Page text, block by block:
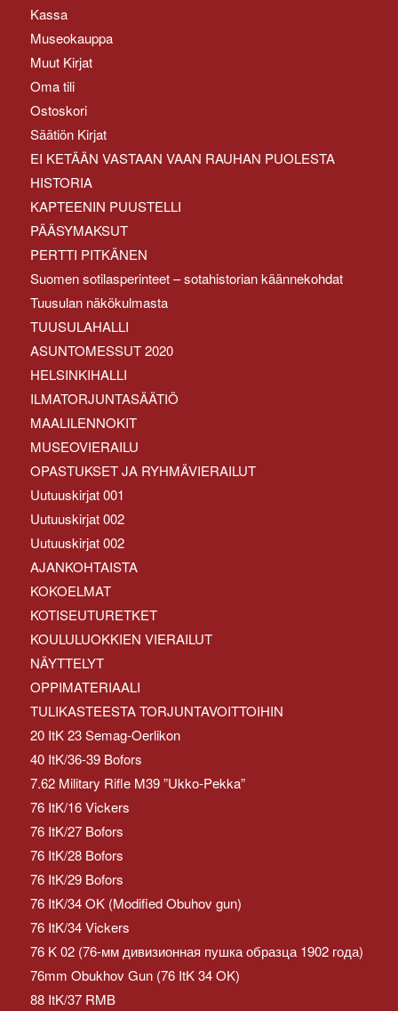
Kassa
Museokauppa
Muut Kirjat
Oma tili
Ostoskori
Säätiön Kirjat
EI KETÄÄN VASTAAN VAAN RAUHAN PUOLESTA
HISTORIA
KAPTEENIN PUUSTELLI
PÄÄSYMAKSUT
PERTTI PITKÄNEN
Suomen sotilasperinteet – sotahistorian käännekohdat
Tuusulan näkökulmasta
TUUSULAHALLI
ASUNTOMESSUT 2020
HELSINKIHALLI
ILMATORJUNTASÄÄTIÖ
MAALILENNOKIT
MUSEOVIERAILU
OPASTUKSET JA RYHMÄVIERAILUT
Uutuuskirjat 001
Uutuuskirjat 002
Uutuuskirjat 002
AJANKOHTAISTA
KOKOELMAT
KOTISEUTURETKET
KOULULUOKKIEN VIERAILUT
NÄYTTELYT
OPPIMATERIAALI
TULIKASTEESTA TORJUNTAVOITTOIHIN
20 ItK 23 Semag-Oerlikon
40 ItK/36-39 Bofors
7.62 Military Rifle M39 ”Ukko-Pekka”
76 ItK/16 Vickers
76 ItK/27 Bofors
76 ItK/28 Bofors
76 ItK/29 Bofors
76 ItK/34 OK (Modified Obuhov gun)
76 ItK/34 Vickers
76 K 02 (76-мм дивизионная пушка образца 1902 года)
76mm Obukhov Gun (76 ItK 34 OK)
88 ItK/37 RMB